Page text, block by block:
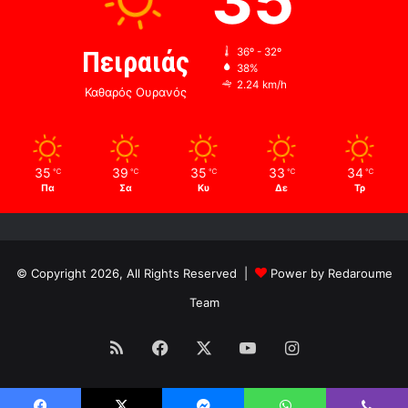
Πειραιάς
Καθαρός Ουρανός
36º - 32º
38%
2.24 km/h
35 ℃
Πα
39 ℃
Σα
35 ℃
Κυ
33 ℃
Δε
34 ℃
Τρ
© Copyright 2026, All Rights Reserved |
Power by Redaroume
Team
RSS Facebook YouTubeInstagram